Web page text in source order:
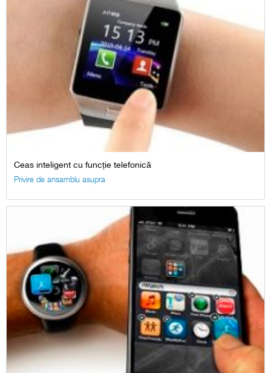
Ceas inteligent cu funcție telefonică
Privire de ansamblu asupra